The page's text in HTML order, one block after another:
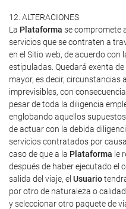
12. ALTERACIONES
La Plataforma se compromete
servicios que se contraten a
en el Sitio web, de acuerdo
estipuladas. Quedará exenta
mayor, es decir, circunstancias
imprevisibles, con
pesar de toda la diligencia
englobando aquellos
de actuar con la debida
servicios contratados por
caso de que a la Plataforma le
después de haber ejecutado el
salida del viaje, el Usuario
por otro de naturaleza o
y seleccionar otro paquete de